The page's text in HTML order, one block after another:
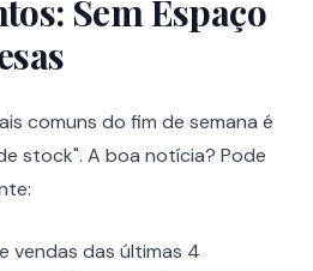
Sem Espaço
comuns do fim de semana é
stock". A boa notícia? Pode
vendas das últimas 4